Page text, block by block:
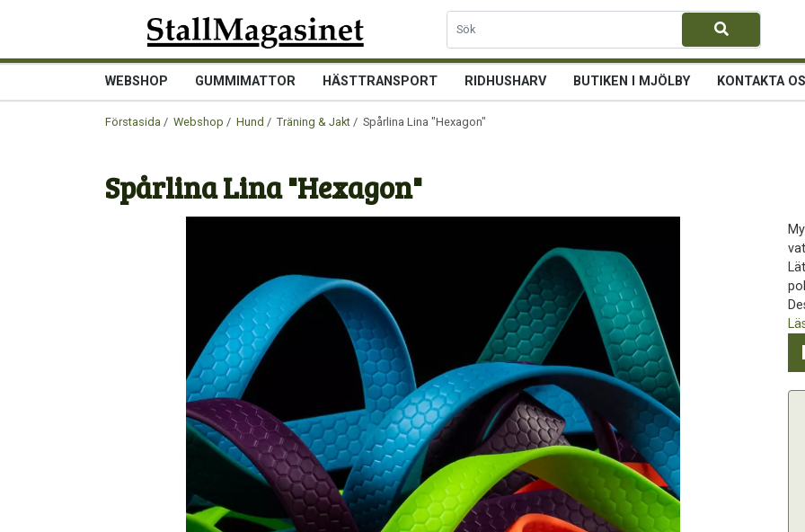
WEBSHOP GUMMIMATTOR HÄSTTRANSPORT RIDHUSHARV BUTIKEN I MJÖLBY KONTAKTA
Förstasida / Webshop / Hund / Träning & Jakt / Spårlina Lina "Hexagon"
Spårlina Lina "Hexagon"